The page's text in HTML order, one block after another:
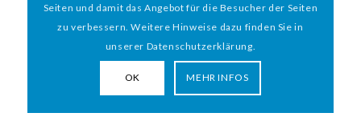
Seiten und damit das Angebot für die Besucher der Seiten
zu verbessern. Weitere Hinweise dazu finden Sie in
unserer Datenschutzerklärung.
OK MEHR INFOS